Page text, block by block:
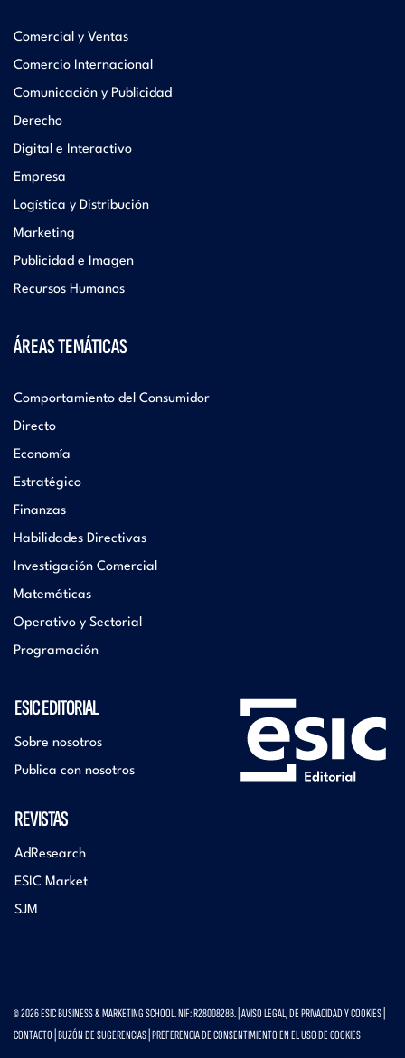
Comercial y Ventas
Comercio Internacional
Comunicación y Publicidad
Derecho
Digital e Interactivo
Empresa
Logística y Distribución
Marketing
Publicidad e Imagen
Recursos Humanos
ÁREAS TEMÁTICAS
Comportamiento del Consumidor
Directo
Economía
Estratégico
Finanzas
Habilidades Directivas
Investigación Comercial
Matemáticas
Operativo y Sectorial
Programación
ESIC EDITORIAL
Sobre nosotros
Publica con nosotros
REVISTAS
AdResearch
ESIC Market
SJM
© 2026 ESIC BUSINESS & MARKETING SCHOOL. NIF: R2800828B. | AVISO LEGAL, DE PRIVACIDAD Y COOKIES
CONTACTO BUZÓN DE SUGERENCIAS PREFERENCIA DE CONSENTIMIENTO EN EL USO DE COOKIES